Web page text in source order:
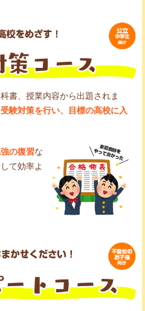
書、授業内容から出題されま
受験対策を行い、目標の高校に入
の復習な
て効率よ